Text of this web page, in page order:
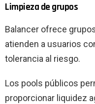
Limpieza de grupos
Balancer ofrece
atienden a usuarios
tolerancia al riesgo.
Los pools públicos
proporcionar liquidez